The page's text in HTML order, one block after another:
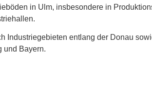
in Ulm, insbesondere in
Industriegebieten entlang der Donau
und Bayern.